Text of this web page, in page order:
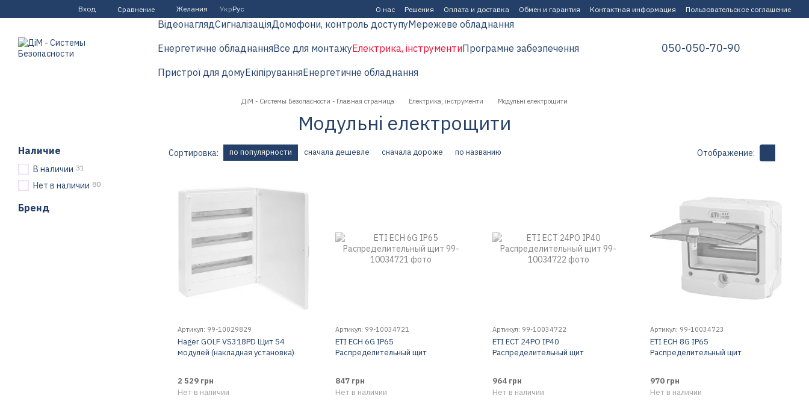
Перейти к основному контенту
Вход Сравнение Желания УкрРус О нас Решения Оплата и доставка Обмен и гарантия Контактная информация Пользовательское соглашение
ВідеонаглядСигналізаціяДомофони, контроль доступуМережеве обладнання
Енергетичне обладнанняВсе для монтажуЕлектрика, інструментиПрограмне забезпечення
Пристрої для домуЕкіпіруванняЕнергетичне обладнання
050-050-70-90
ДіМ - Системы Безопасности - Главная страница Електрика, інструменти Модульні електрощити
Модульні електрощити
Сортировка: по популярности сначала дешевле сначала дороже по названию Отображение:
Артикул: 99-10029829
Hager GOLF VS318PD Щит 54
модулей (накладная установка)
2 529 грн
Нет в наличии
Артикул: 99-10034721
ETI ЕСН 6G IP65
Распределительный щит
847 грн
Нет в наличии
Артикул: 99-10034722
ETI ЕСT 24PO IP40
Распределительный щит
964 грн
Нет в наличии
Артикул: 99-10034723
ETI ЕСН 8G IP65
Распределительный щит
970 грн
Нет в наличии
Наличие
В наличии 31
Нет в наличии 80
Бренд